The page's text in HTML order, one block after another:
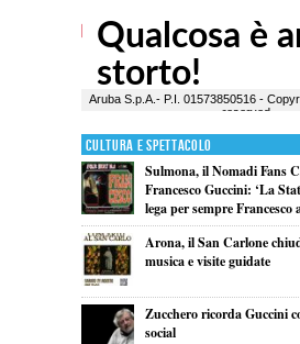
Cultura e Spettacolo
Sulmona, il Nomadi Fans
Francesco Guccini: ‘La
lega per sempre Francesco
Arona, il San Carlone
musica e visite guidate
Zucchero ricorda Guccini
social